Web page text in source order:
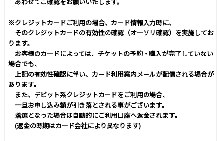
※クレジットカードご利用の場合、カード情報入力時に、
そのクレジットカードの有効性の確認（オーソリ確認）を実施してお
ります。
お客様のカードによっては、チケットの予約・購入が完了していない
場合でも、
上記の有効性確認に伴い、カード利用案内メールが配信される場合が
あります。
また、デビット系クレジットカードをご利用の場合、
一旦お申し込み額が引き落とされる事がございます。
落選となった場合は自動的にご利用口座へ返金されます。
(返金の時期はカード会社により異なります)